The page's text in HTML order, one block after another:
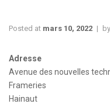
Posted at mars 10, 2022 by
Adresse
Avenue des nouvelles
Frameries
Hainaut